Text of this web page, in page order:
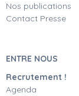
Nos publications
Contact Presse
ENTRE NOUS
Recrutement !
Agenda